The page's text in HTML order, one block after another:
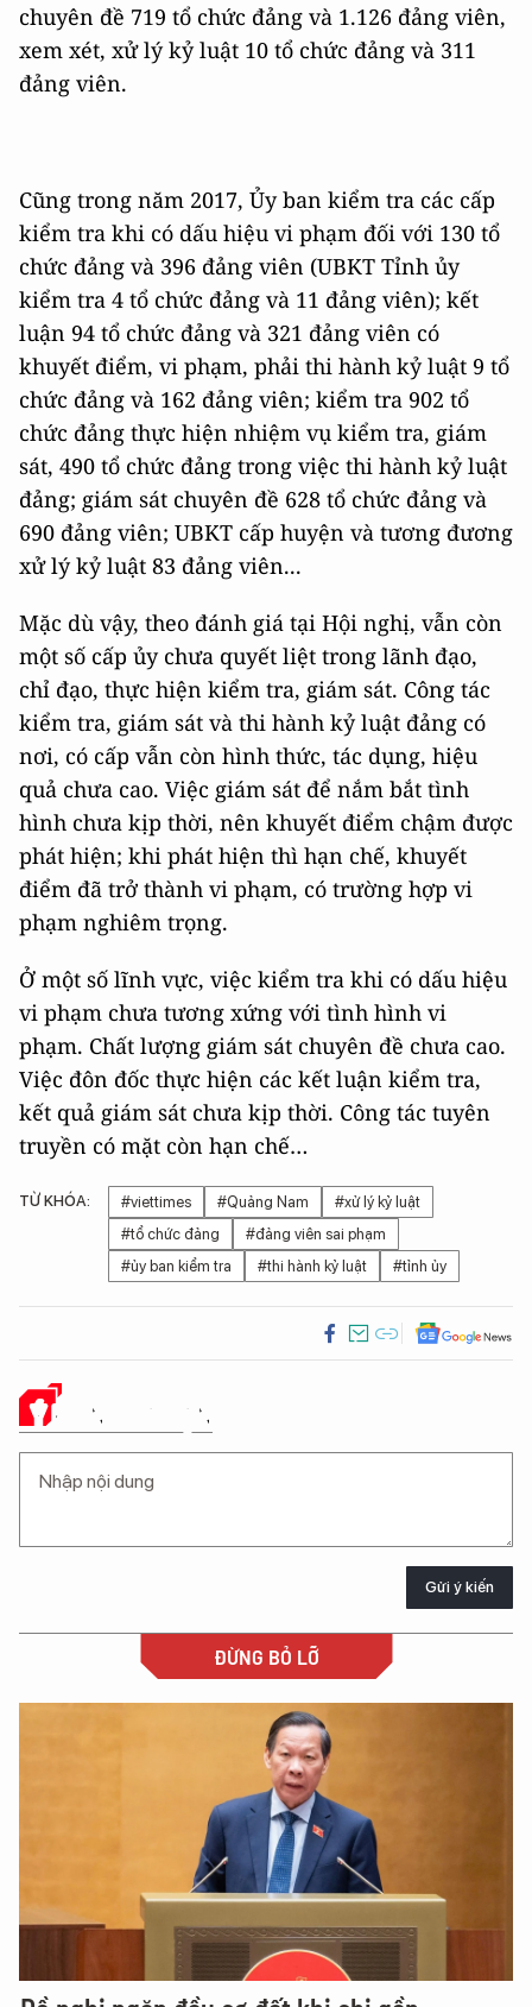
chuyên đề 719 tổ chức đảng và 1.126 đảng viên,
xem xét, xử lý kỷ luật 10 tổ chức đảng và 311
đảng viên.
Cũng trong năm 2017, Ủy ban kiểm tra các cấp
kiểm tra khi có dấu hiệu vi phạm đối với 130 tổ
chức đảng và 396 đảng viên (UBKT Tỉnh ủy
kiểm tra 4 tổ chức đảng và 11 đảng viên); kết
luận 94 tổ chức đảng và 321 đảng viên có
khuyết điểm, vi phạm, phải thi hành kỷ luật 9 tổ
chức đảng và 162 đảng viên; kiểm tra 902 tổ
chức đảng thực hiện nhiệm vụ kiểm tra, giám
sát, 490 tổ chức đảng trong việc thi hành kỷ luật
đảng; giám sát chuyên đề 628 tổ chức đảng và
690 đảng viên; UBKT cấp huyện và tương đương
xử lý kỷ luật 83 đảng viên...
Mặc dù vậy, theo đánh giá tại Hội nghị, vẫn còn
một số cấp ủy chưa quyết liệt trong lãnh đạo,
chỉ đạo, thực hiện kiểm tra, giám sát. Công tác
kiểm tra, giám sát và thi hành kỷ luật đảng có
nơi, có cấp vẫn còn hình thức, tác dụng, hiệu
quả chưa cao. Việc giám sát để nắm bắt tình
hình chưa kịp thời, nên khuyết điểm chậm được
phát hiện; khi phát hiện thì hạn chế, khuyết
điểm đã trở thành vi phạm, có trường hợp vi
phạm nghiêm trọng.
Ở một số lĩnh vực, việc kiểm tra khi có dấu hiệu
vi phạm chưa tương xứng với tình hình vi
phạm. Chất lượng giám sát chuyên đề chưa cao.
Việc đôn đốc thực hiện các kết luận kiểm tra,
kết quả giám sát chưa kịp thời. Công tác tuyên
truyền có mặt còn hạn chế…
TỪ KHÓA: #viettimes #Quảng Nam
#xử lý kỷ luật
#tổ chức đảng
#đảng viên sai phạm
#ủy ban kiểm tra
#thi hành kỷ luật #tỉnh ủy
Ý KIẾN CỦA BẠN
Gửi ý kiến
ĐỪNG BỎ LỠ